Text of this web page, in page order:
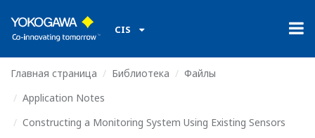
CIS
Главная страница Библиотека
Файлы
Application Notes
Constructing a Monitoring System Using Existing Sensors